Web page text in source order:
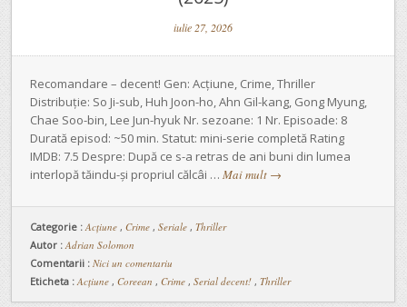
iulie 27, 2026
Recomandare – decent! Gen: Acțiune, Crime, Thriller
Distribuție: So Ji-sub, Huh Joon-ho, Ahn Gil-kang, Gong Myung,
Chae Soo-bin, Lee Jun-hyuk Nr. sezoane: 1 Nr. Episoade: 8
Durată episod: ~50 min. Statut: mini-serie completă Rating
IMDB: 7.5 Despre: După ce s-a retras de ani buni din lumea
interlopă tăindu-și propriul călcâi … Mai mult →
Categorie : Acțiune , Crime , Seriale , Thriller
Autor : Adrian Solomon
Comentarii : Nici un comentariu
Eticheta : Acțiune , Coreean , Crime , Serial decent! , Thriller